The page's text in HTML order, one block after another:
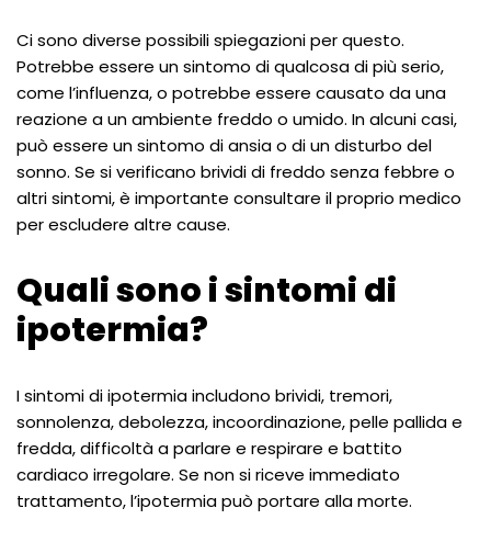
Ci sono diverse possibili spiegazioni per questo.
Potrebbe essere un sintomo di qualcosa di più serio,
come l’influenza, o potrebbe essere causato da una
reazione a un ambiente freddo o umido. In alcuni casi,
può essere un sintomo di ansia o di un disturbo del
sonno. Se si verificano brividi di freddo senza febbre o
altri sintomi, è importante consultare il proprio medico
per escludere altre cause.
Quali sono i sintomi di
ipotermia?
I sintomi di ipotermia includono brividi, tremori,
sonnolenza, debolezza, incoordinazione, pelle pallida e
fredda, difficoltà a parlare e respirare e battito
cardiaco irregolare. Se non si riceve immediato
trattamento, l’ipotermia può portare alla morte.